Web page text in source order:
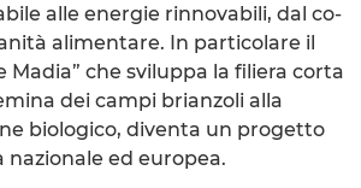
alle energie rinnovabili, dal co-
alimentare. In particolare il
Madia” che sviluppa la filiera corta
dei campi brianzoli alla
biologico, diventa un progetto
nazionale ed europea.